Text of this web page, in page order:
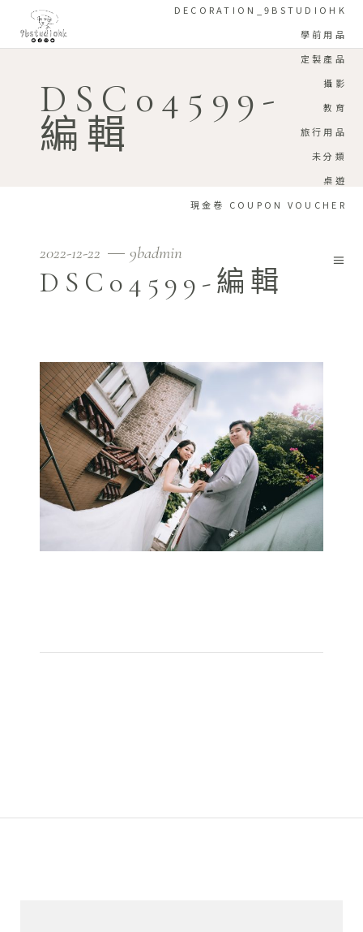
DECORATION_9BSTUDIOHK
學前用品
定製產品
攝影
教育
旅行用品
未分類
桌遊
現金卷 COUPON VOUCHER
DSC04599-
編輯
2022-12-22 9badmin
DSC04599-編輯